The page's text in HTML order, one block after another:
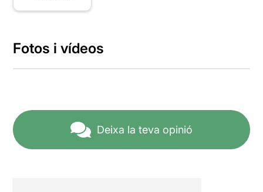
Fotos i vídeos
Deixa la teva opinió